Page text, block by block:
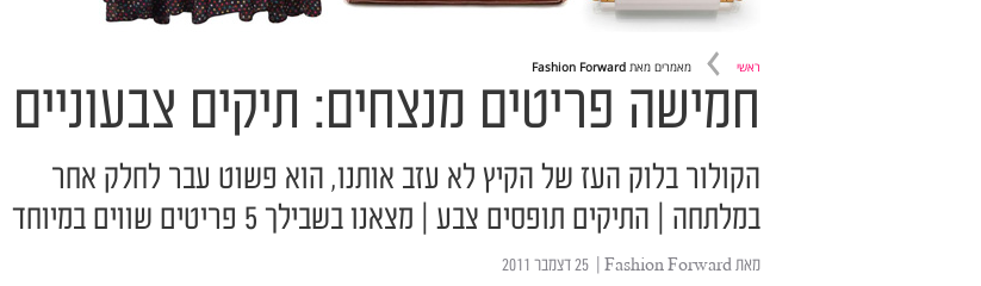
ראשי מאמרים מאת Fashion Forward
חמישה פריטים מנצחים: תיקים צבעוניים
הקולור בלוק העז של הקיץ לא עזב אותנו, הוא פשוט עבר לחלק אחר
במלתחה | התיקים תופסים צבע | מצאנו בשבילך 5 פריטים שווים במיוחד
מאתFashion Forward